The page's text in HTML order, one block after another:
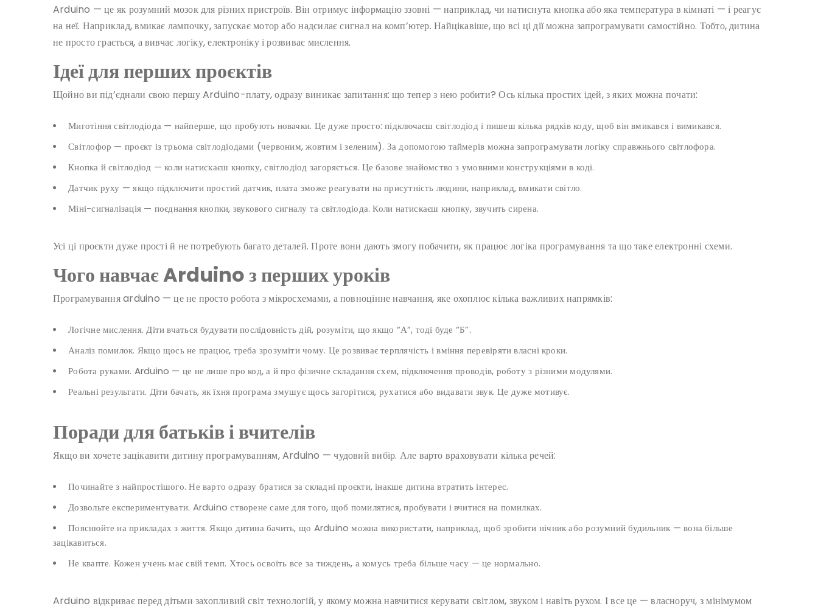
Arduino — це як розумний мозок для різних пристроїв. Він отримує інформацію ззовні — наприклад, чи натиснута кнопка або яка температура в кімнаті — і реагує
на неї. Наприклад, вмикає лампочку, запускає мотор або надсилає сигнал на комп’ютер. Найцікавіше, що всі ці дії можна запрограмувати самостійно. Тобто, дитина
не просто грається, а вивчає логіку, електроніку і розвиває мислення.
Ідеї для перших проєктів
Щойно ви під’єднали свою першу Arduino-плату, одразу виникає запитання: що тепер з нею робити? Ось кілька простих ідей, з яких можна почати:
Миготіння світлодіода — найперше, що пробують новачки. Це дуже просто: підключаєш світлодіод і пишеш кілька рядків коду, щоб він вмикався і вимикався.
Світлофор — проєкт із трьома світлодіодами (червоним, жовтим і зеленим). За допомогою таймерів можна запрограмувати логіку справжнього світлофора.
Кнопка й світлодіод — коли натискаєш кнопку, світлодіод загоряється. Це базове знайомство з умовними конструкціями в коді.
Датчик руху — якщо підключити простий датчик, плата зможе реагувати на присутність людини, наприклад, вмикати світло.
Міні-сигналізація — поєднання кнопки, звукового сигналу та світлодіода. Коли натискаєш кнопку, звучить сирена.
Усі ці проєкти дуже прості й не потребують багато деталей. Проте вони дають змогу побачити, як працює логіка програмування та що таке електронні схеми.
Чого навчає Arduino з перших уроків
Програмування arduino — це не просто робота з мікросхемами, а повноцінне навчання, яке охоплює кілька важливих напрямків:
Логічне мислення. Діти вчаться будувати послідовність дій, розуміти, що якщо “А”, тоді буде “Б”.
Аналіз помилок. Якщо щось не працює, треба зрозуміти чому. Це розвиває терплячість і вміння перевіряти власні кроки.
Робота руками. Arduino — це не лише про код, а й про фізичне складання схем, підключення проводів, роботу з різними модулями.
Реальні результати. Діти бачать, як їхня програма змушує щось загорітися, рухатися або видавати звук. Це дуже мотивує.
Поради для батьків і вчителів
Якщо ви хочете зацікавити дитину програмуванням, Arduino — чудовий вибір. Але варто враховувати кілька речей:
Починайте з найпростішого. Не варто одразу братися за складні проєкти, інакше дитина втратить інтерес.
Дозвольте експериментувати. Arduino створене саме для того, щоб помилятися, пробувати і вчитися на помилках.
Пояснюйте на прикладах з життя. Якщо дитина бачить, що Arduino можна використати, наприклад, щоб зробити нічник або розумний будильник — вона більше
зацікавиться.
Не квапте. Кожен учень має свій темп. Хтось освоїть все за тиждень, а комусь треба більше часу — це нормально.
Arduino відкриває перед дітьми захопливий світ технологій, у якому можна навчитися керувати світлом, звуком і навіть рухом. І все це — власноруч, з мінімумом